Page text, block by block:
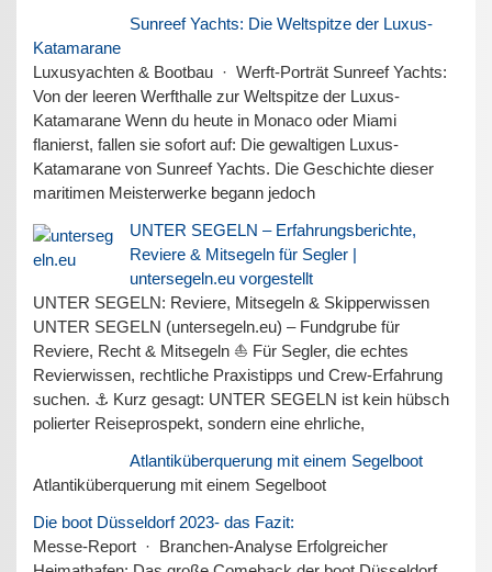
Sunreef Yachts: Die Weltspitze der Luxus-
Katamarane
Luxusyachten & Bootbau · Werft-Porträt Sunreef Yachts:
Von der leeren Werfthalle zur Weltspitze der Luxus-
Katamarane Wenn du heute in Monaco oder Miami
flanierst, fallen sie sofort auf: Die gewaltigen Luxus-
Katamarane von Sunreef Yachts. Die Geschichte dieser
maritimen Meisterwerke begann jedoch
UNTER SEGELN – Erfahrungsberichte,
Reviere & Mitsegeln für Segler |
untersegeln.eu vorgestellt
UNTER SEGELN: Reviere, Mitsegeln & Skipperwissen
UNTER SEGELN (untersegeln.eu) – Fundgrube für
Reviere, Recht & Mitsegeln ⛵ Für Segler, die echtes
Revierwissen, rechtliche Praxistipps und Crew-Erfahrung
suchen. ⚓ Kurz gesagt: UNTER SEGELN ist kein hübsch
polierter Reiseprospekt, sondern eine ehrliche,
Atlantiküberquerung mit einem Segelboot
Atlantiküberquerung mit einem Segelboot
Die boot Düsseldorf 2023- das Fazit:
Messe-Report · Branchen-Analyse Erfolgreicher